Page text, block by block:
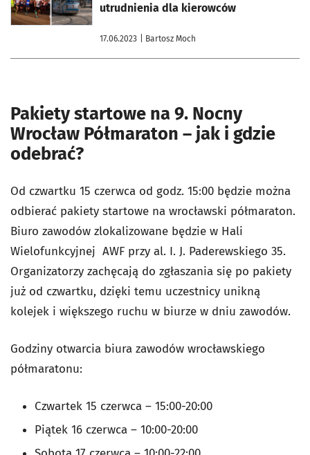
utrudnienia dla kierowców
17.06.2023 | Bartosz Moch
Pakiety startowe na 9. Nocny
Wrocław Półmaraton – jak i gdzie
odebrać?
Od czwartku 15 czerwca od godz. 15:00 będzie można
odbierać pakiety startowe na wrocławski półmaraton.
Biuro zawodów zlokalizowane będzie w Hali
Wielofunkcyjnej AWF przy al. I. J. Paderewskiego 35.
Organizatorzy zachęcają do zgłaszania się po pakiety
już od czwartku, dzięki temu uczestnicy unikną
kolejek i większego ruchu w biurze w dniu zawodów.
Godziny otwarcia biura zawodów wrocławskiego
półmaratonu:
Czwartek 15 czerwca – 15:00-20:00
Piątek 16 czerwca – 10:00-20:00